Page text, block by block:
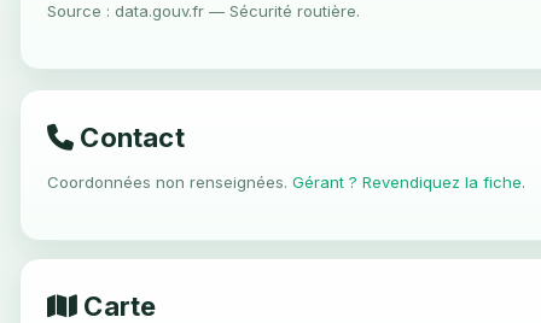
Source : data.gouv.fr — Sécurité routière.
Contact
Coordonnées non renseignées. Gérant ? Revendiquez la fiche.
Carte